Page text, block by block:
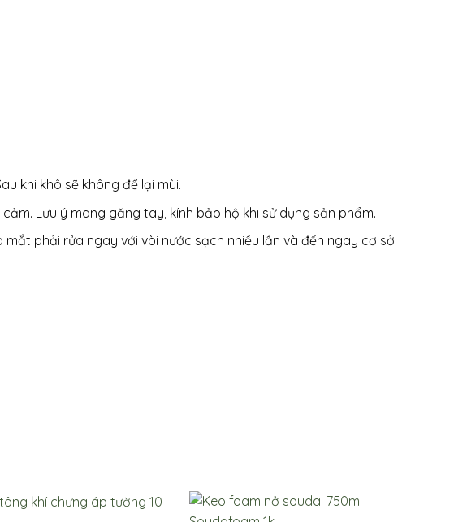
khi khô sẽ không để lại mùi.
Lưu ý mang găng tay, kính bảo hộ khi sử dụng sản phẩm.
phải rửa ngay với vòi nước sạch nhiều lần và đến ngay cơ sở